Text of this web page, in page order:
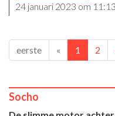
24 januari 2023 om 11:13
eerste « 1 2
Socho